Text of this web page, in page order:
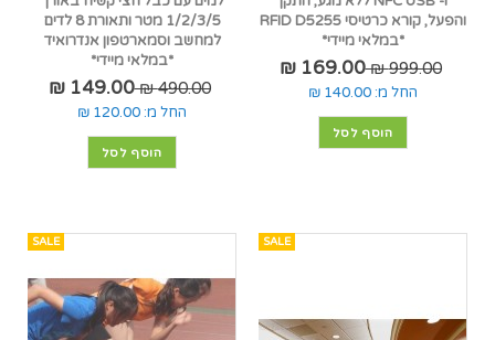
והפעל, קורא כרטיסי RFID D5255
*במלאי מיידי*
999.00 ₪
169.00 ₪
החל מ: 140.00 ₪
הוסף לסל
1/2/3/5 מטר ותאורת 8 לדים
למחשב וסמארטפון אנדרואיד
*במלאי מיידי*
490.00 ₪
149.00 ₪
החל מ: 120.00 ₪
הוסף לסל
SALE
SALE